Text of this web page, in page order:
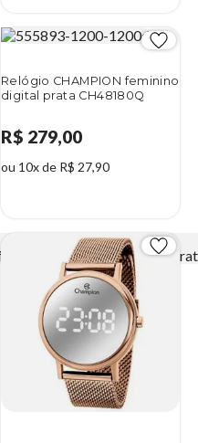
Relógio CHAMPION feminino
digital prata CH48180Q
R$ 279,00
ou 10x de R$ 27,90